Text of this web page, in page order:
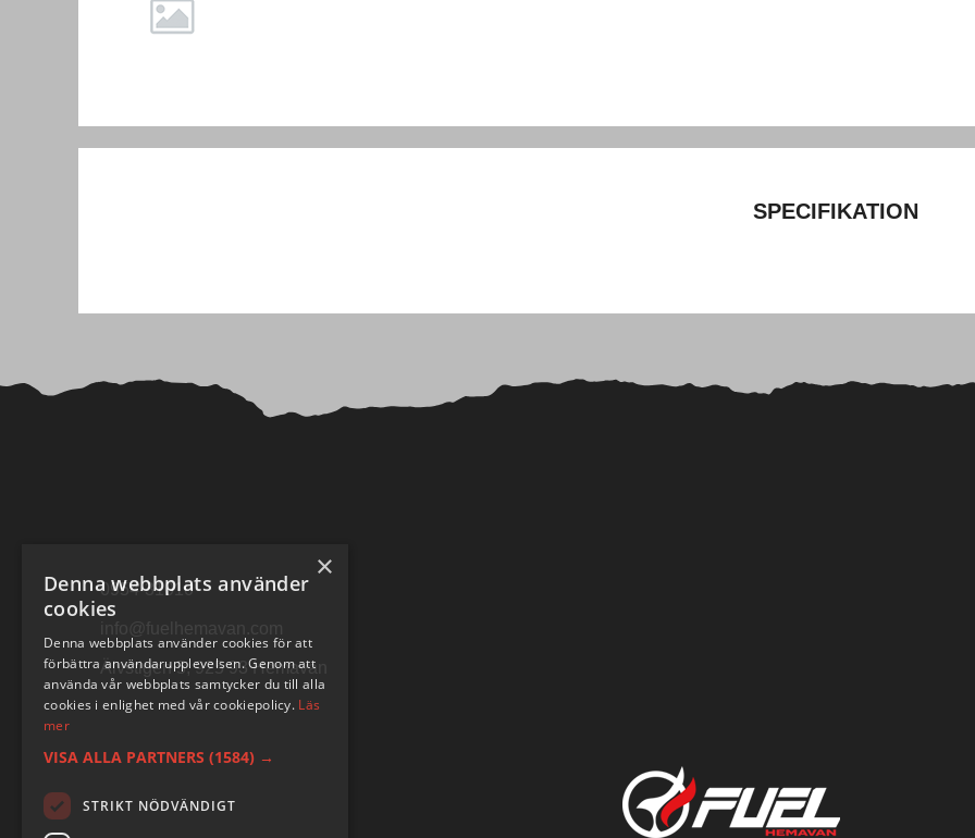
SPECIFIKATION
0954-31010
Älvstigen 5, 925 93 Hemavan
×
Denna webbplats använder
cookies
Denna webbplats använder cookies för att
förbättra användarupplevelsen. Genom att
använda vår webbplats samtycker du till alla
cookies i enlighet med vår cookiepolicy. Läs
mer
VISA ALLA PARTNERS (1584) →
STRIKT NÖDVÄNDIGT